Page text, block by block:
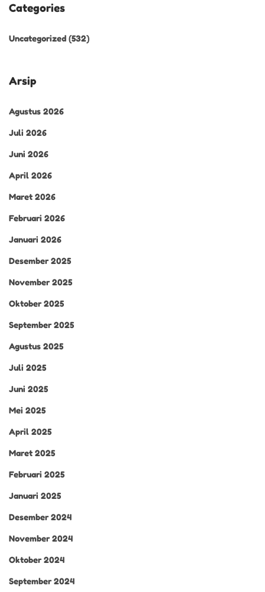
Categories
Uncategorized (532)
Arsip
Agustus 2026
Juli 2026
Juni 2026
April 2026
Maret 2026
Februari 2026
Januari 2026
Desember 2025
November 2025
Oktober 2025
September 2025
Agustus 2025
Juli 2025
Juni 2025
Mei 2025
April 2025
Maret 2025
Februari 2025
Januari 2025
Desember 2024
November 2024
Oktober 2024
September 2024